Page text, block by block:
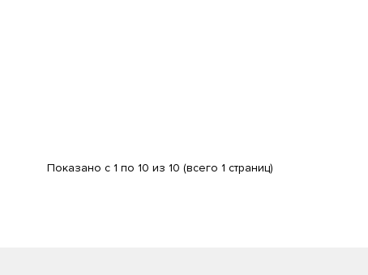
Показано с 1 по 10 из 10 (всего 1 страниц)